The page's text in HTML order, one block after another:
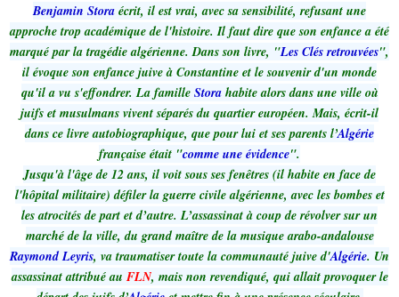
Benjamin Stora écrit, il est vrai, avec sa sensibilité, refusant une
approche trop académique de l'histoire. Il faut dire que son enfance a été
marqué par la tragédie algérienne. Dans son livre, "Les Clés retrouvées",
il évoque son enfance juive à Constantine et le souvenir d'un monde
qu'il a vu s'effondrer. La famille Stora habite alors dans une ville où
juifs et musulmans vivent séparés du quartier européen. Mais, écrit-il
dans ce livre autobiographique, que pour lui et ses parents l’Algérie
française était "comme une évidence".
Jusqu'à l'âge de 12 ans, il voit sous ses fenêtres (il habite en face de
l'hôpital militaire) défiler la guerre civile algérienne, avec les bombes et
les atrocités de part et d’autre. L’assassinat à coup de révolver sur un
marché de la ville, du grand maître de la musique arabo-andalouse
Raymond Leyris, va traumatiser toute la communauté juive d'Algérie. Un
assassinat attribué au FLN, mais non revendiqué, qui allait provoquer le